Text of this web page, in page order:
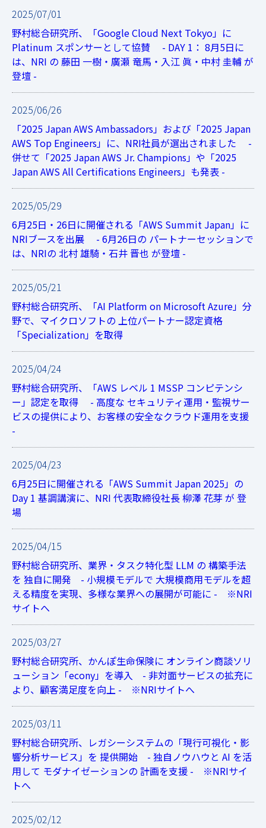
2025/07/01
野村総合研究所、「Google Cloud Next Tokyo」に
Platinum スポンサーとして協賛 - DAY 1： 8月5日に
は、NRI の 藤田 一樹・廣瀬 竜馬・入江 眞・中村 圭輔 が
登壇 -
2025/06/26
「2025 Japan AWS Ambassadors」および「2025 Japan
AWS Top Engineers」に、NRI社員が選出されました -
併せて「2025 Japan AWS Jr. Champions」や「2025
Japan AWS All Certifications Engineers」も発表 -
2025/05/29
6月25日・26日に開催される「AWS Summit Japan」に
NRIブースを出展 - 6月26日の パートナーセッションで
は、NRIの 北村 雄騎・石井 晋也 が登壇 -
2025/05/21
野村総合研究所、「AI Platform on Microsoft Azure」分
野で、マイクロソフトの 上位パートナー認定資格
「Specialization」を取得
2025/04/24
野村総合研究所、「AWS レベル 1 MSSP コンピテンシ
ー」認定を取得 - 高度な セキュリティ運用・監視サー
ビスの提供により、お客様の安全なクラウド運用を支援
-
2025/04/23
6月25日に開催される「AWS Summit Japan 2025」の
Day 1 基調講演に、NRI 代表取締役社長 柳澤 花芽 が 登
場
2025/04/15
野村総合研究所、業界・タスク特化型 LLM の 構築手法
を 独自に開発 - 小規模モデルで 大規模商用モデルを超
える精度を実現、多様な業界への展開が可能に - ※NRI
サイトへ
2025/03/27
野村総合研究所、かんぽ生命保険に オンライン商談ソリ
ューション「econy」を導入 - 非対面サービスの拡充に
より、顧客満足度を向上 - ※NRIサイトへ
2025/03/11
野村総合研究所、レガシーシステムの「現行可視化・影
響分析サービス」を 提供開始 - 独自ノウハウと AI を活
用して モダナイゼーションの 計画を支援 - ※NRIサイ
トへ
2025/02/12